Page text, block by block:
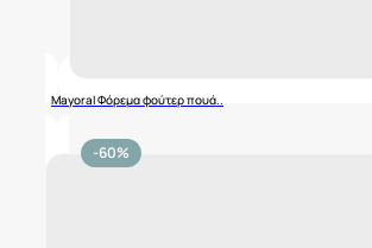
Mayoral Φόρεμα φούτερ πουά..
-60%